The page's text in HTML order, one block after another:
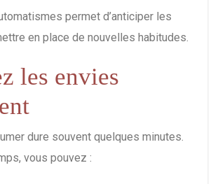
permet d’anticiper les
en place de nouvelles habitudes.
les envies
dure souvent quelques minutes.
vous pouvez :